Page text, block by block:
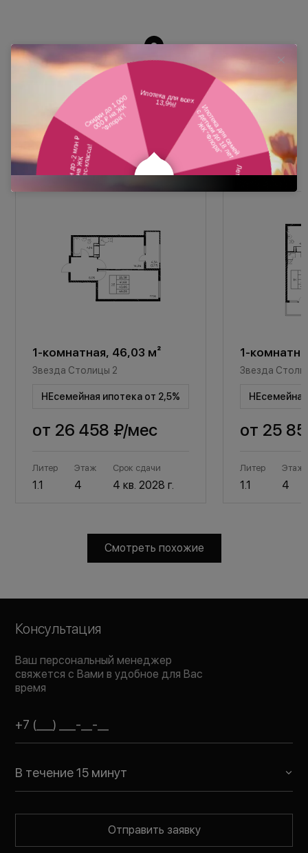
Похожие планировки
1-комнатная, 46,03 м²
Звезда Столицы 2
НЕсемейная ипотека от 2,5%
от 26 458 ₽/мес
Литер
1.1
Этаж
4
Срок сдачи
4 кв. 2028 г.
1-
Звезда
от 25
Литер
1.1
Этаж
4
Смотреть похожие
Консультация
Ваш персональный менеджер
свяжется с Вами в удобное для Вас
время
В течение 15 минут
Отправить заявку